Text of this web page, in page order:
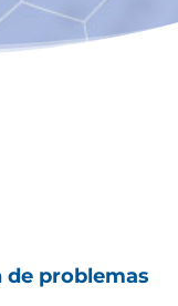
problemas